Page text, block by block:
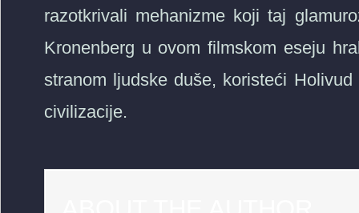
razotkrivali mehanizme koji taj
Kronenberg u ovom filmskom eseju
stranom ljudske duše, koristeći
civilizacije.